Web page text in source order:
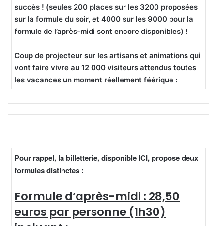
succès ! (seules 200 places sur les 3200 proposées
sur la formule du soir, et 4000 sur les 9000 pour la
formule de l’après-midi sont encore disponibles) !
Coup de projecteur sur les artisans et animations qui
vont faire vivre au 12 000 visiteurs attendus toutes
les vacances un moment réellement féérique :
Pour rappel, la billetterie, disponible ICI, propose deux
formules distinctes :
Formule d’après-midi : 28,50
euros par personne (1h30)